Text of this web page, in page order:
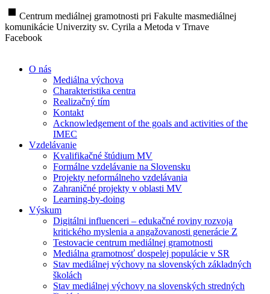
stop Centrum mediálnej gramotnosti pri Fakulte masmediálnej
komunikácie Univerzity sv. Cyrila a Metoda v Trnave
Facebook
O nás
Mediálna výchova
Charakteristika centra
Realizačný tím
Kontakt
Acknowledgement of the goals and activities of the
IMEC
Vzdelávanie
Kvalifikačné štúdium MV
Formálne vzdelávanie na Slovensku
Projekty neformálneho vzdelávania
Zahraničné projekty v oblasti MV
Learning-by-doing
Výskum
Digitálni influenceri – edukačné roviny rozvoja
kritického myslenia a angažovanosti generácie Z
Testovacie centrum mediálnej gramotnosti
Mediálna gramotnosť dospelej populácie v SR
Stav mediálnej výchovy na slovenských základných
školách
Stav mediálnej výchovy na slovenských stredných